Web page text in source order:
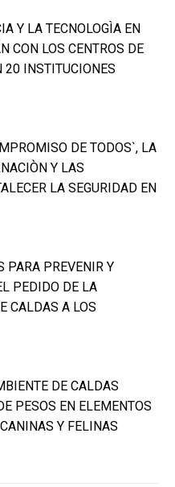
Y LA TECNOLOGÌA EN
CON LOS CENTROS DE
20 INSTITUCIONES
DE TODOS`, LA
Y LAS
LA SEGURIDAD EN
PARA PREVENIR Y
PEDIDO DE LA
CALDAS A LOS
DE CALDAS
PESOS EN ELEMENTOS
Y FELINAS